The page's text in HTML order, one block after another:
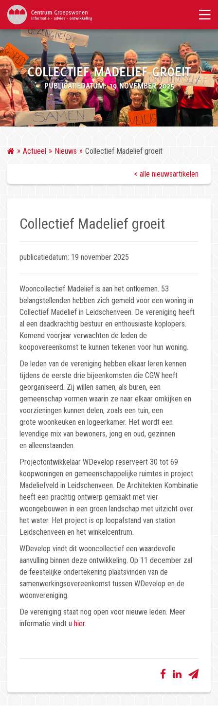
COLLECTIEF MADELIEF GROEIT
PUBLICATIEDATUM: 19 NOVEMBER 2025
Actueel Nieuws Collectief Madelief groeit
< alle nieuwsartikelen
Collectief Madelief groeit
publicatiedatum: 19 november 2025
Wooncollectief Madelief is aan het ontkiemen. 53
belangstellenden hebben zich gemeld voor een woning in
Collectief Madelief in Leidschenveen. De vereniging heeft
al een daadkrachtig bestuur en enthousiaste koplopers.
Komend voorjaar verwachten de leden de
koopovereenkomst te kunnen tekenen voor hun woning.
De leden van de vereniging hebben elkaar leren kennen
tijdens de eerste drie bijeenkomsten die CGW heeft
georganiseerd. Zij willen samen, als buren, een
gemeenschap vormen waarin ze naar elkaar omkijken en
voorzieningen kunnen delen, zoals een tuin, een
grote woonkeuken en logeerkamer. Het wordt een
levendige mix van bewoners, jong en oud, gezinnen
en alleenstaanden.
Projectontwikkelaar WDevelop reserveert 30 tot 69
koopwoningen en gemeenschappelijke ruimtes in project
Madeliefveld in Leidschenveen. De Architekten Kombinatie
heeft een prachtig ontwerp gemaakt met vier
woongebouwen in een groen landschap met uitzicht over
het water. Het project is op loopafstand van station
Leidschenveen en het winkelcentrum.
WDevelop vindt dit wooncollectief een waardevolle
aanvulling binnen deze ontwikkeling. Op 11 december zal
de feestelijke ondertekening plaatsvinden van de
samenwerkingsovereenkomst tussen WDevelop en de
woonvereniging.
De vereniging staat nog open voor nieuwe leden. Meer
informatie vindt u hier.